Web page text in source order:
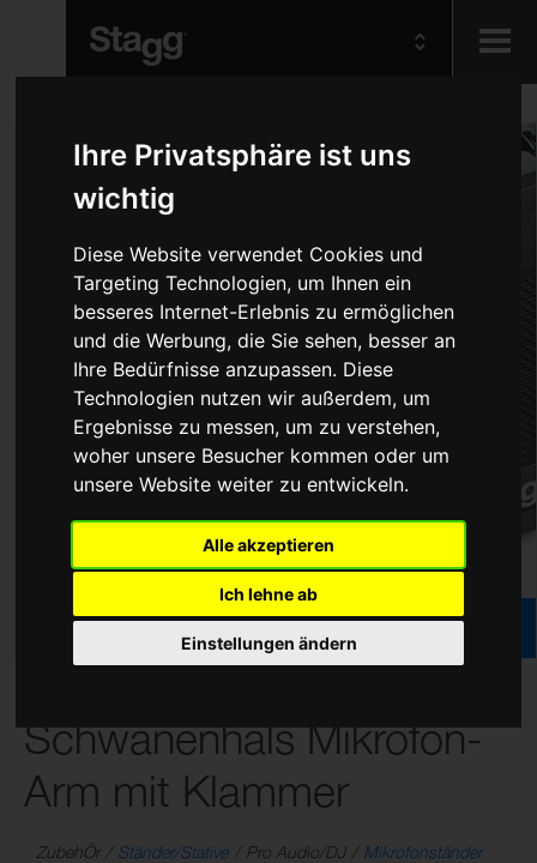
Ihre Privatsphäre ist uns
wichtig
Diese Website verwendet Cookies und
Targeting Technologien, um Ihnen ein
besseres Internet-Erlebnis zu ermöglichen
und die Werbung, die Sie sehen, besser an
Ihre Bedürfnisse anzupassen. Diese
Technologien nutzen wir außerdem, um
Ergebnisse zu messen, um zu verstehen,
woher unsere Besucher kommen oder um
unsere Website weiter zu entwickeln.
Alle akzeptieren
Ich lehne ab
Einstellungen ändern
Schwanenhals Mikrofon-
Arm mit Klammer
ZubehÖr Ständer/Stative Pro Audio/DJ Mikrofonständer